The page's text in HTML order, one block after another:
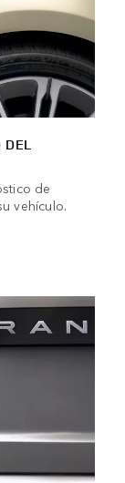
DEL
de
vehículo.